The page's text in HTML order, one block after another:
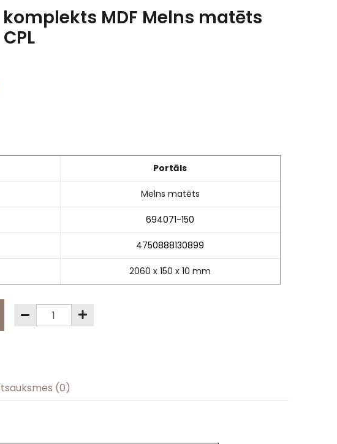
MDF Melns matēts
Portāls
Melns matēts
694071-150
4750888130899
2060 x 150 x 10 mm
(0)